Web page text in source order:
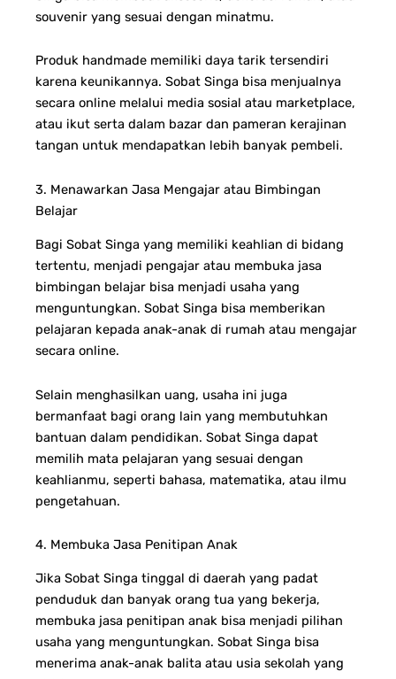
souvenir yang sesuai dengan minatmu.
Produk handmade memiliki daya tarik tersendiri
karena keunikannya. Sobat Singa bisa menjualnya
secara online melalui media sosial atau marketplace,
atau ikut serta dalam bazar dan pameran kerajinan
tangan untuk mendapatkan lebih banyak pembeli.
3. Menawarkan Jasa Mengajar atau Bimbingan
Belajar
Bagi Sobat Singa yang memiliki keahlian di bidang
tertentu, menjadi pengajar atau membuka jasa
bimbingan belajar bisa menjadi usaha yang
menguntungkan. Sobat Singa bisa memberikan
pelajaran kepada anak-anak di rumah atau mengajar
secara online.
Selain menghasilkan uang, usaha ini juga
bermanfaat bagi orang lain yang membutuhkan
bantuan dalam pendidikan. Sobat Singa dapat
memilih mata pelajaran yang sesuai dengan
keahlianmu, seperti bahasa, matematika, atau ilmu
pengetahuan.
4. Membuka Jasa Penitipan Anak
Jika Sobat Singa tinggal di daerah yang padat
penduduk dan banyak orang tua yang bekerja,
membuka jasa penitipan anak bisa menjadi pilihan
usaha yang menguntungkan. Sobat Singa bisa
menerima anak-anak balita atau usia sekolah yang